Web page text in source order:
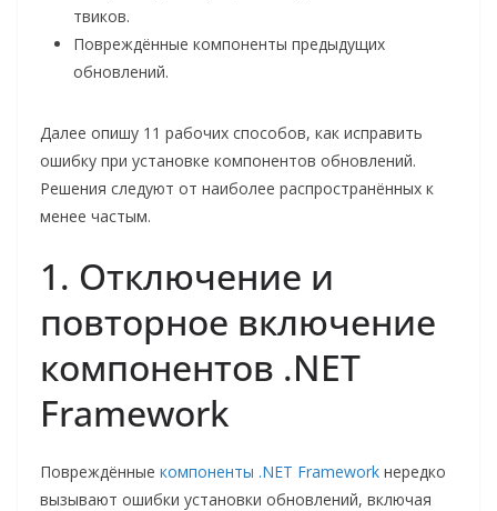
твиков.
Повреждённые компоненты предыдущих
обновлений.
Далее опишу 11 рабочих способов, как исправить
ошибку при установке компонентов обновлений.
Решения следуют от наиболее распространённых к
менее частым.
1. Отключение и
повторное включение
компонентов .NET
Framework
Повреждённые компоненты .NET Framework нередко
вызывают ошибки установки обновлений, включая